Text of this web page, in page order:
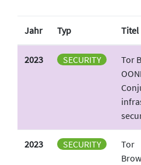
Jahr Typ Titel
2023 SECURITY
Tor
2023 SECURITY
Tor